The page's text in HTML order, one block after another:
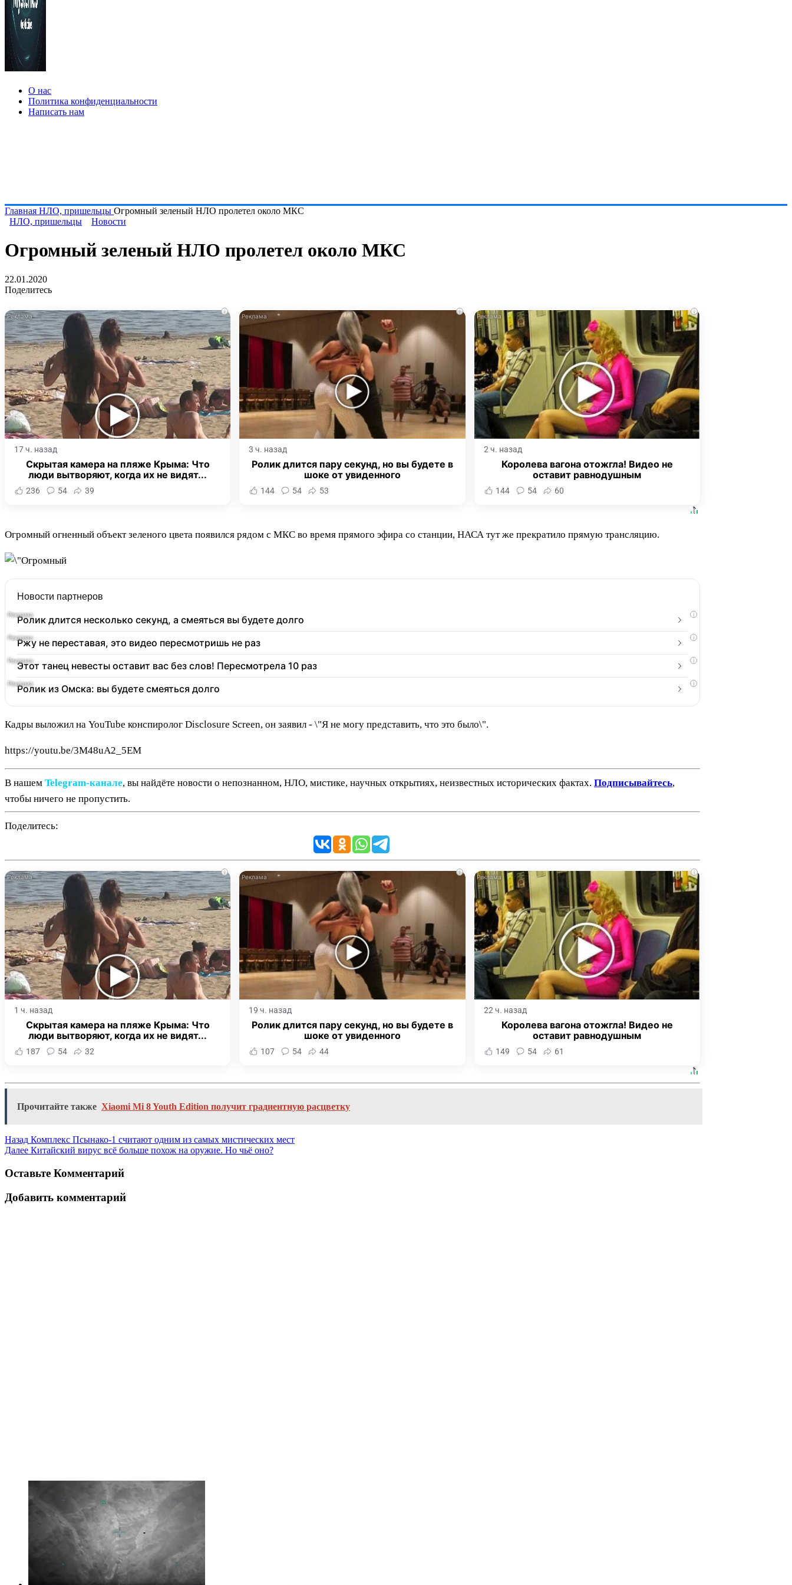
О нас
Политика конфиденциальности
Написать нам
Главная НЛО, пришельцы Огромный зеленый НЛО пролетел около МКС
НЛО, пришельцы
Новости
Огромный зеленый НЛО пролетел около МКС
22.01.2020
Поделитесь
i
17 ч. назад
Скрытая камера на пляже Крыма: Что
люди вытворяют, когда их не видят...
236 54 39
i
3 ч. назад
Ролик длится пару секунд, но вы будете в
шоке от увиденного
144 54 53
i
2 ч. назад
Королева вагона отожгла! Видео не
оставит равнодушным
144 54 60
Огромный огненный объект зеленого цвета появился рядом с МКС во время прямого эфира со станции, НАСА тут же прекратило прямую трансляцию.
Новости партнеров
i
Ролик длится несколько секунд, а смеяться вы будете долго
i
Ржу не переставая, это видео пересмотришь не раз
i
Этот танец невесты оставит вас без слов! Пересмотрела 10 раз
i
Ролик из Омска: вы будете смеяться долго
Кадры выложил на YouTube конспиролог Disclosure Screen, он заявил - \"Я не могу представить, что это было\".
https://youtu.be/3M48uA2_5EM
В нашем Telegram‑канале, вы найдёте новости о непознанном, НЛО, мистике, научных открытиях, неизвестных исторических фактах. Подписывайтесь,
чтобы ничего не пропустить.
Поделитесь:
i
1 ч. назад
Скрытая камера на пляже Крыма: Что
люди вытворяют, когда их не видят...
187 54 32
i
19 ч. назад
Ролик длится пару секунд, но вы будете в
шоке от увиденного
107 54 44
i
22 ч. назад
Королева вагона отожгла! Видео не
оставит равнодушным
149 54 61
Прочитайте также Xiaomi Mi 8 Youth Edition получит градиентную расцветку
Назад Комплекс Псынако-1 считают одним из самых мистических мест
Далее Китайский вирус всё больше похож на оружие. Но чьё оно?
Оставьте Комментарий
Добавить комментарий